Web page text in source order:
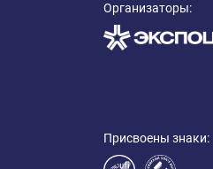
Организаторы:
Присвоены знаки: